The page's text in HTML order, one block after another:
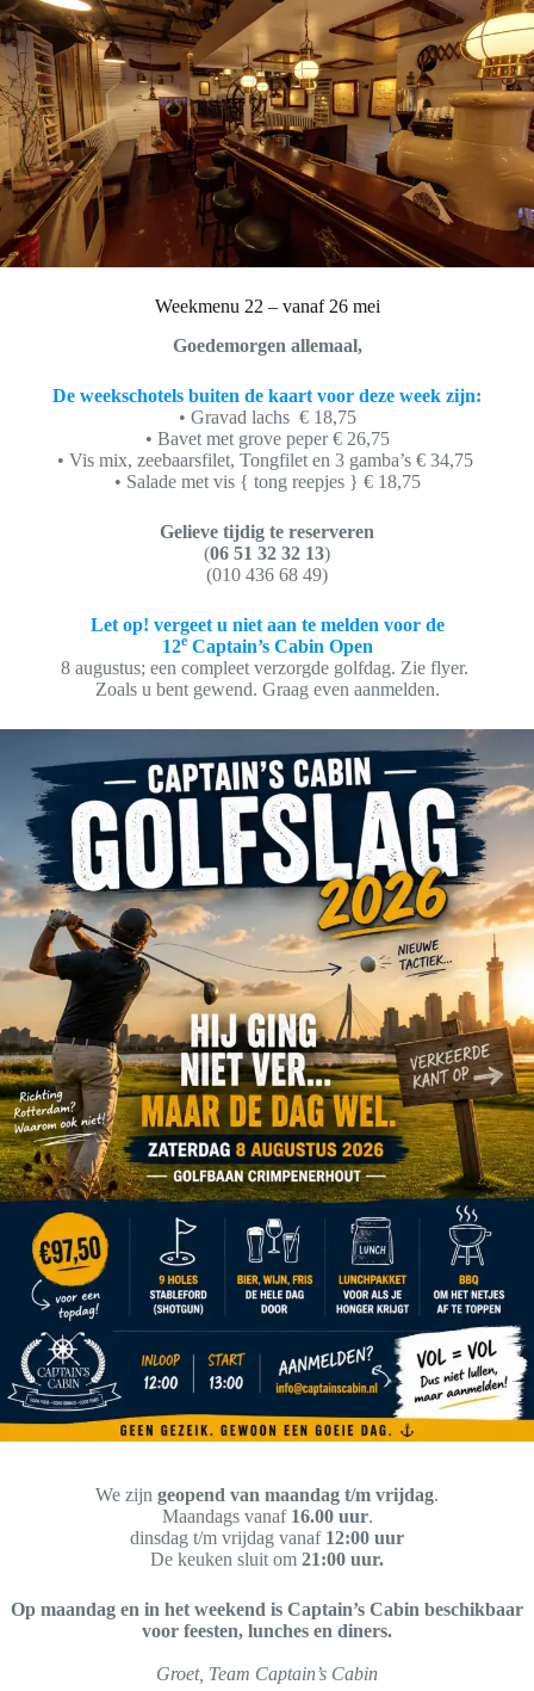
Weekmenu 22 – vanaf 26 mei
Goedemorgen allemaal,
De weekschotels buiten de kaart voor deze week zijn:
• Gravad lachs € 18,75
• Bavet met grove peper € 26,75
• Vis mix, zeebaarsfilet, Tongfilet en 3 gamba’s € 34,75
• Salade met vis { tong reepjes } € 18,75
Gelieve tijdig te reserveren
(06 51 32 32 13)
(010 436 68 49)
Let op! vergeet u niet aan te melden voor de
12eCaptain’s Cabin Open
8 augustus; een compleet verzorgde golfdag. Zie flyer.
Zoals u bent gewend. Graag even aanmelden.
We zijn geopend van maandag t/m vrijdag.
Maandags vanaf 16.00 uur.
dinsdag t/m vrijdag vanaf 12:00 uur
De keuken sluit om 21:00 uur.
Op maandag en in het weekend is Captain’s Cabin beschikbaar
voor feesten, lunches en diners.
Groet, Team Captain’s Cabin